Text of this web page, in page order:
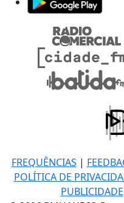
FREQUÊNCIAS |
POLÍTICA DE
PUBLICIDADE